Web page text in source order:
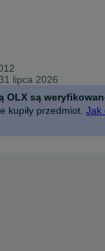
lipca 2026
OLX są
kupiły przedmiot. Jak